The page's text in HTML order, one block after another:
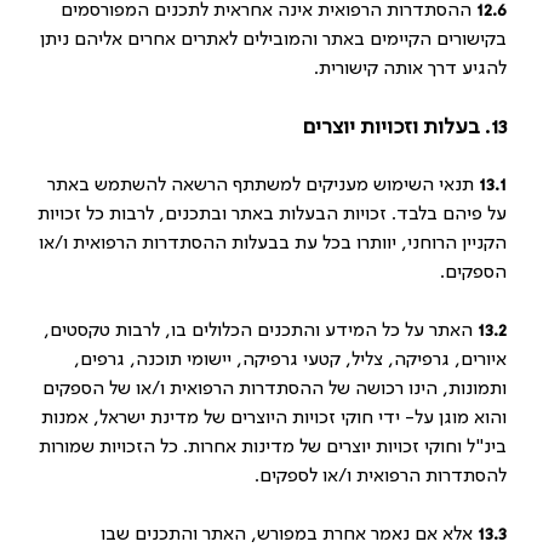
12.6 ההסתדרות הרפואית אינה אחראית לתכנים המפורסמים
בקישורים הקיימים באתר והמובילים לאתרים אחרים אליהם ניתן
להגיע דרך אותה קישורית.
13. בעלות וזכויות יוצרים
13.1 תנאי השימוש מעניקים למשתתף הרשאה להשתמש באתר
על פיהם בלבד. זכויות הבעלות באתר ובתכנים, לרבות כל זכויות
הקניין הרוחני, יוותרו בכל עת בבעלות ההסתדרות הרפואית ו/או
הספקים.
13.2 האתר על כל המידע והתכנים הכלולים בו, לרבות טקסטים,
איורים, גרפיקה, צליל, קטעי גרפיקה, יישומי תוכנה, גרפים,
ותמונות, הינו רכושה של ההסתדרות הרפואית ו/או של הספקים
והוא מוגן על- ידי חוקי זכויות היוצרים של מדינת ישראל, אמנות
בינ"ל וחוקי זכויות יוצרים של מדינות אחרות. כל הזכויות שמורות
להסתדרות הרפואית ו/או לספקים.
13.3 אלא אם נאמר אחרת במפורש, האתר והתכנים שבו